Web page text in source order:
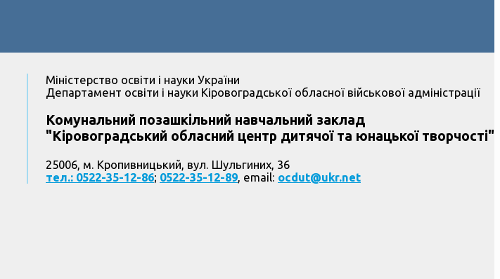
Міністерство освіти і науки України
Департамент освіти і науки Кіровоградської обласної військової адміністрації
Комунальний позашкільний навчальний заклад
"Кіровоградський обласний центр дитячої та юнацької творчості"
25006, м. Кропивницький, вул. Шульгиних, 36
тел.: 0522-35-12-86; 0522-35-12-89, email: ocdut@ukr.net